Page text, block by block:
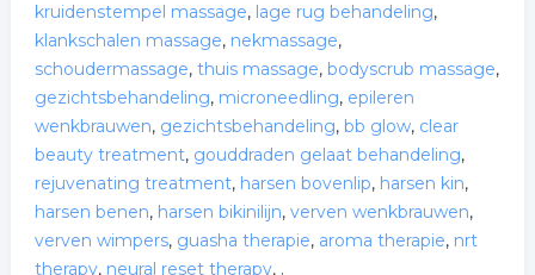
kruidenstempel massage, lage rug behandeling,
klankschalen massage, nekmassage,
schoudermassage, thuis massage, bodyscrub massage,
gezichtsbehandeling, microneedling, epileren
wenkbrauwen, gezichtsbehandeling, bb glow, clear
beauty treatment, gouddraden gelaat behandeling,
rejuvenating treatment, harsen bovenlip, harsen kin,
harsen benen, harsen bikinilijn, verven wenkbrauwen,
verven wimpers, guasha therapie, aroma therapie, nrt
therapy, neural reset therapy, .